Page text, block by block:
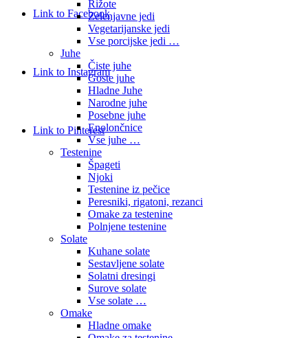
Link to Facebook
Link to Instagram
Link to Pinterest
Rižote
Zelenjavne jedi
Vegetarijanske jedi
Vse porcijske jedi …
Juhe
Čiste juhe
Goste juhe
Hladne Juhe
Narodne juhe
Posebne juhe
Enolončnice
Vse juhe …
Testenine
Špageti
Njoki
Testenine iz pečice
Peresniki, rigatoni, rezanci
Omake za testenine
Polnjene testenine
Solate
Kuhane solate
Sestavljene solate
Solatni dresingi
Surove solate
Vse solate …
Omake
Hladne omake